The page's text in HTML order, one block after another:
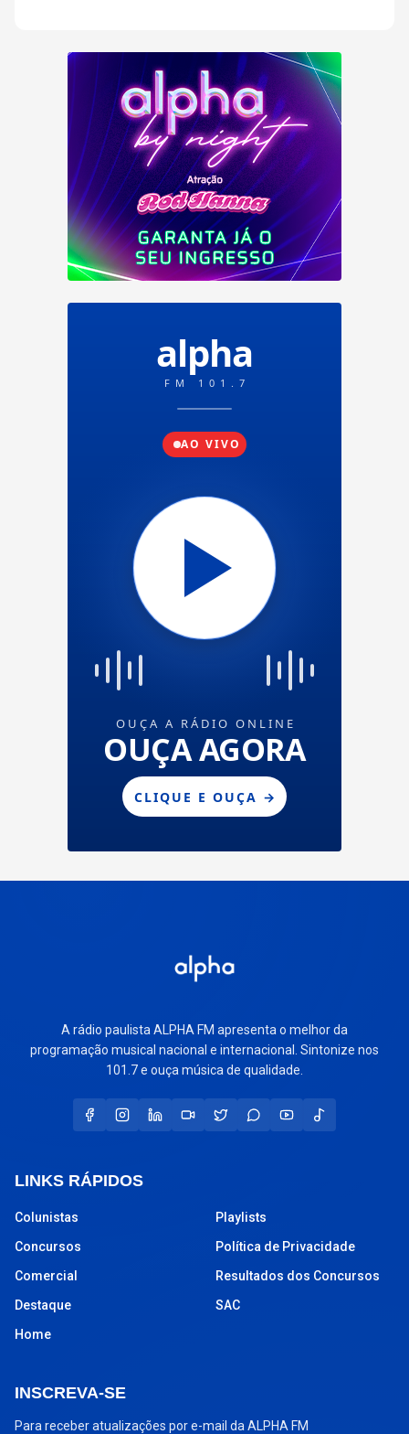
A rádio paulista ALPHA FM apresenta o melhor da
programação musical nacional e internacional. Sintonize nos
101.7 e ouça música de qualidade.
LINKS RÁPIDOS
Colunistas
Concursos
Comercial
Destaque
Home
Playlists
Política de Privacidade
Resultados dos Concursos
SAC
INSCREVA-SE
Para receber atualizações por e-mail da ALPHA FM